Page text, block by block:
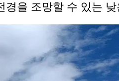
을 조망할 수 있는